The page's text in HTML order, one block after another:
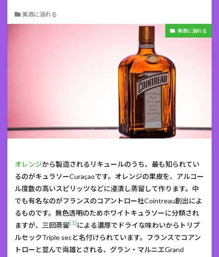
美酒に溺れる
美酒に溺れる
オレンジから製造されるリキュールのうち、最も知られてい
るのがキュラソーCuraçaoです。オレンジの果皮を、アルコー
ル度数の高いスピリッツなどに浸漬し蒸留して作ります。中
でも有名なのがフランスのコアントロー社Cointreau創出によ
るものです。無色透明のためホワイトキュラソーに分類され
ますが、三回蒸留[1]による濃厚でドライな味わいからトリプ
ルセックTriple secと名付けられています。フランスでコアン
トローと並んで両雄とされる、グラン・マルニエGrand